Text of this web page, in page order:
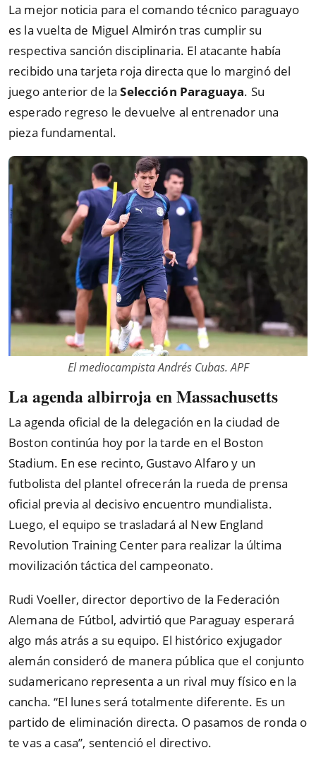
La mejor noticia para el comando técnico paraguayo
es la vuelta de Miguel Almirón tras cumplir su
respectiva sanción disciplinaria. El atacante había
recibido una tarjeta roja directa que lo marginó del
juego anterior de laSelección Paraguaya. Su
esperado regreso le devuelve al entrenador una
pieza fundamental.
El mediocampista Andrés Cubas. APF
La agenda albirroja en Massachusetts
La agenda oficial de la delegación en la ciudad de
Boston continúa hoy por la tarde en el Boston
Stadium. En ese recinto, Gustavo Alfaro y un
futbolista del plantel ofrecerán la rueda de prensa
oficial previa al decisivo encuentro mundialista.
Luego, el equipo se trasladará al New England
Revolution Training Center para realizar la última
movilización táctica del campeonato.
Rudi Voeller, director deportivo de la Federación
Alemana de Fútbol, advirtió que Paraguay esperará
algo más atrás a su equipo. El histórico exjugador
alemán consideró de manera pública que el conjunto
sudamericano representa a un rival muy físico en la
cancha.“El lunes será totalmente diferente. Es un
partido de eliminación directa. O pasamos de ronda o
te vas a casa”, sentenció el directivo.